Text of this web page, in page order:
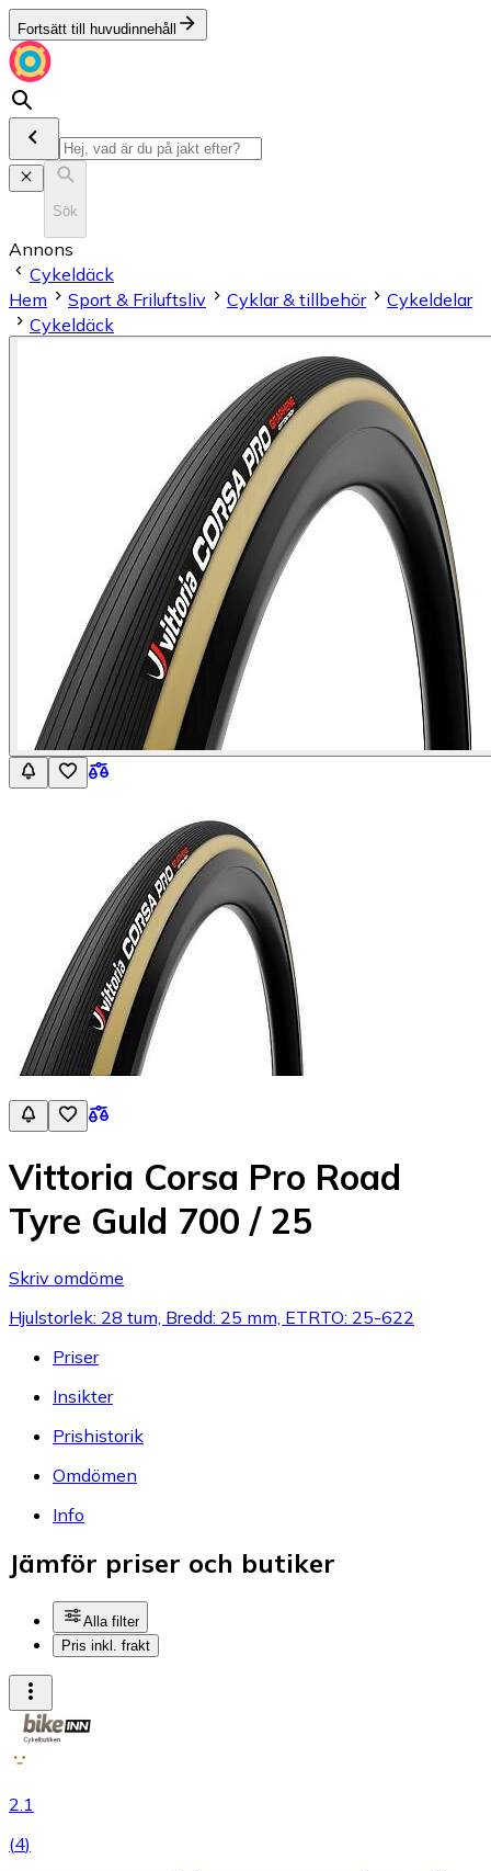
Fortsätt till huvudinnehåll
Sök
Annons
Cykeldäck
Hem
Sport & Friluftsliv Cyklar & tillbehör
Cykeldelar
Cykeldäck
Vittoria Corsa Pro Road
Tyre Guld 700 / 25
Skriv omdöme
Hjulstorlek: 28 tum, Bredd: 25 mm, ETRTO: 25-622
Priser
Insikter
Prishistorik
Omdömen
Info
Jämför priser och butiker
Alla filter
Pris inkl. frakt
2.1
(4)